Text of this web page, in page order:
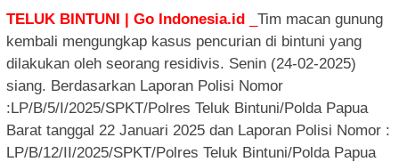
TELUK BINTUNI | Go Indonesia.id
Tim macan gunung
kembali mengungkap kasus pencurian di bintuni yang
dilakukan oleh seorang residivis. Senin (24-02-2025)
siang. Berdasarkan Laporan Polisi Nomor
:LP/B/5/I/2025/SPKT/Polres Teluk Bintuni/Polda Papua
Barat tanggal 22 Januari 2025 dan Laporan Polisi Nomor :
LP/B/12/II/2025/SPKT/Polres Teluk Bintuni/Polda Papua